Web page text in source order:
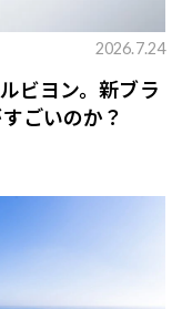
2026.7.24
ビヨン。新ブラ
ごいのか？